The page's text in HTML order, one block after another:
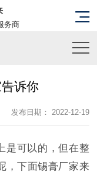
务商
诉你
发布日期： 2022-12-19
是可以的，但在整
，下面锡膏厂家来